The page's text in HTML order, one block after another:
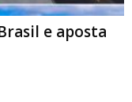
e aposta